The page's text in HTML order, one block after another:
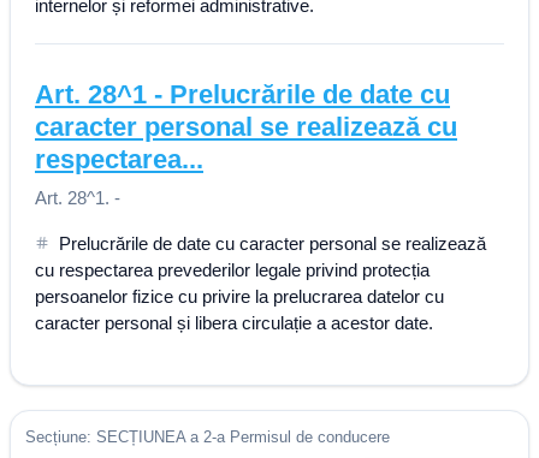
internelor și reformei administrative.
Art. 28^1 - Prelucrările de date cu
caracter personal se realizează cu
respectarea...
Art. 28^1. -
Prelucrările de date cu caracter personal se realizează
cu respectarea prevederilor legale privind protecția
persoanelor fizice cu privire la prelucrarea datelor cu
caracter personal și libera circulație a acestor date.
Secțiune: SECȚIUNEA a 2-a Permisul de conducere